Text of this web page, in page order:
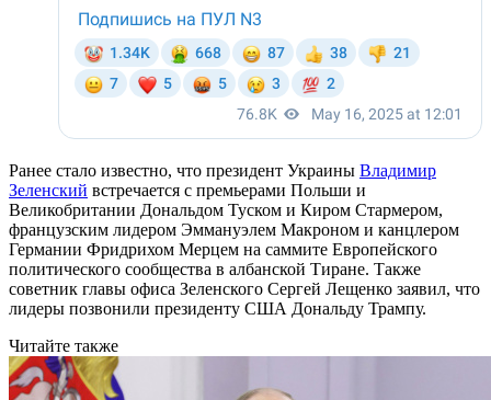
Ранее стало известно, что президент Украины Владимир
Зеленский встречается с премьерами Польши и
Великобритании Дональдом Туском и Киром Стармером,
французским лидером Эммануэлем Макроном и канцлером
Германии Фридрихом Мерцем на саммите Европейского
политического сообщества в албанской Тиране. Также
советник главы офиса Зеленского Сергей Лещенко заявил, что
лидеры позвонили президенту США Дональду Трампу.
Читайте также